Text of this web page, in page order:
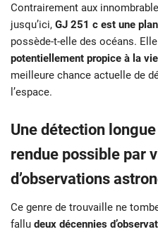
Contrairement aux
jusqu’ici, GJ 251 c est une
possède-t-elle des océans.
potentiellement propice à la vie
meilleure chance actuelle de
l’espace.
Une détection
rendue possible par
d’observations
Ce genre de trouvaille ne
fallu deux décennies